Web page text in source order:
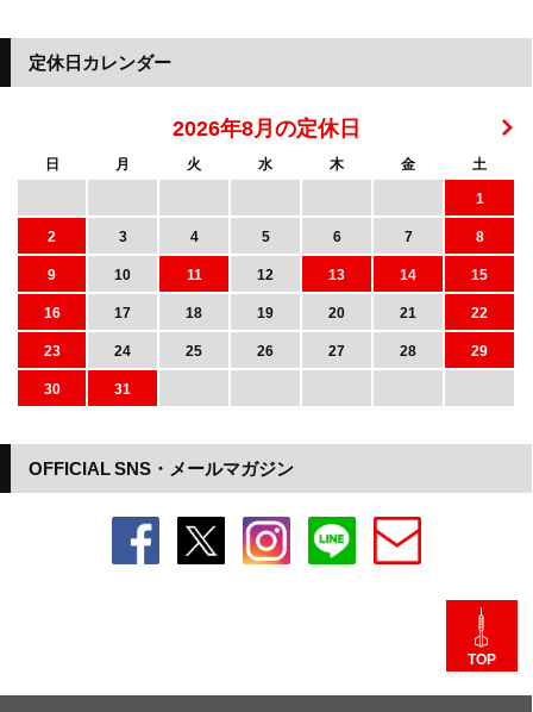
OFFICIAL SNS・メールマガジン
定休日カレンダー
2026年8月の定休日
日 月 火 水 木 金
土
1
2
3 4 5 6 7
8
9
10 11 12 13 14
15
16
17 18 19 20 21
22
23
24 25 26 27 28
29
30
31
TOP